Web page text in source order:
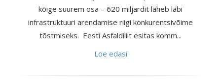
kõige suurem osa – 620 miljardit läheb läbi
infrastruktuuri arendamise riigi konkurentsivõime
tõstmiseks. Eesti Asfaldiliit esitas komm...
Loe edasi